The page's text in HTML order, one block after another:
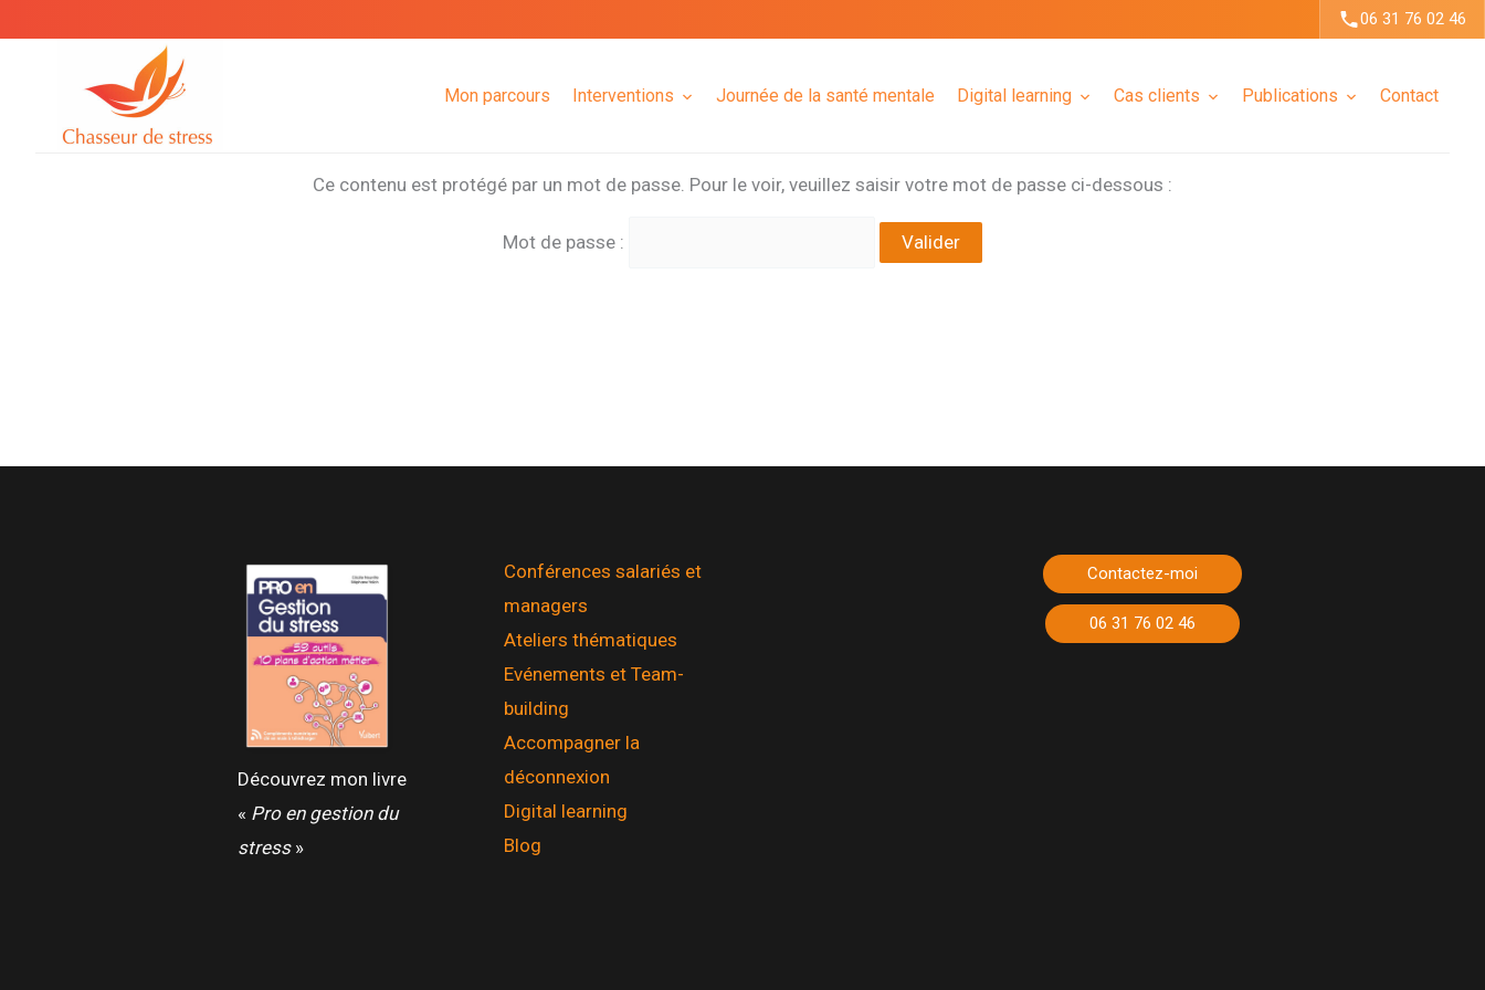
06 31 76 02 46
Mon parcours Interventions Journée de la santé mentale Digital learning Cas clients Publications Contact
Ce contenu est protégé par un mot de passe. Pour le voir, veuillez saisir votre mot de passe ci-dessous :
Mot de passe :
Découvrez mon livre
« Pro en gestion du
stress»
Conférences salariés et
managers
Ateliers thématiques
Evénements et Team-
building
Accompagner la
déconnexion
Digital learning
Blog
Contactez-moi
06 31 76 02 46